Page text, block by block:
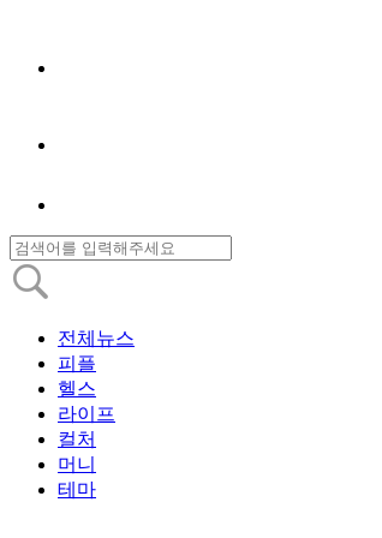
전체뉴스
피플
헬스
라이프
컬처
머니
테마